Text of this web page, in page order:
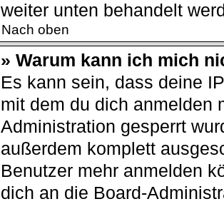
weiter unten behandelt
Nach oben
» Warum kann ich mich
Es kann sein, dass deine
mit dem du dich anmelden
Administration gesperrt
außerdem komplett
Benutzer mehr anmelden
dich an die Board-